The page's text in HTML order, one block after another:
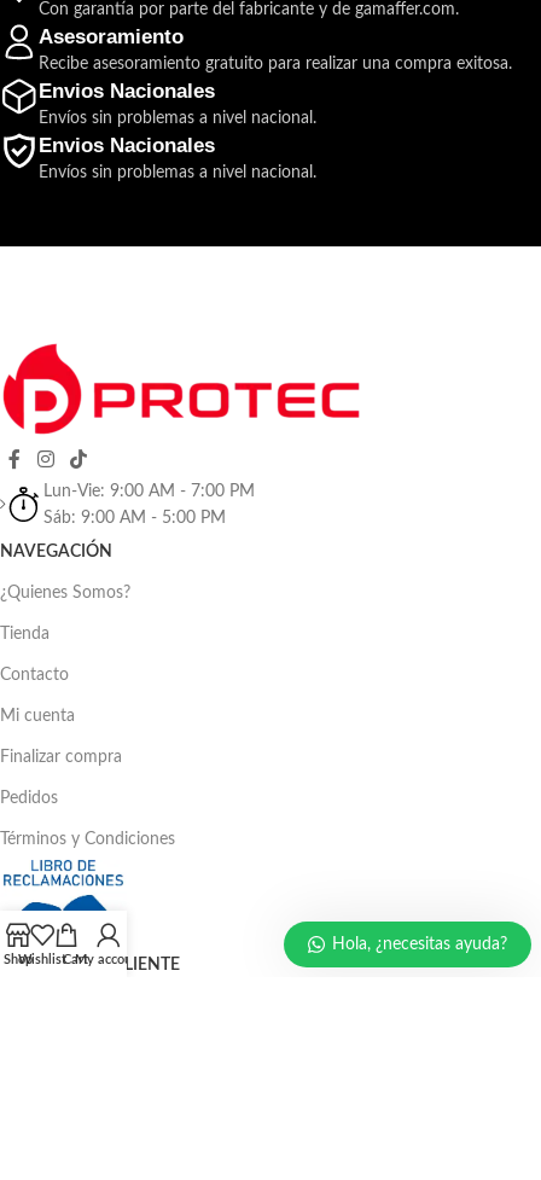
Con garantía por parte del fabricante y de gamaffer.com.
Asesoramiento
Recibe asesoramiento gratuito para realizar una compra exitosa.
Envios Nacionales
Envíos sin problemas a nivel nacional.
Envios Nacionales
Envíos sin problemas a nivel nacional.
Lun-Vie: 9:00 AM - 7:00 PM
Sáb: 9:00 AM - 5:00 PM
NAVEGACIÓN
¿Quienes Somos?
Tienda
Contacto
Mi cuenta
Finalizar compra
Pedidos
Términos y Condiciones
ATENCIÓN AL CLIENTE
ShopWishlistCartMy account
Hola, ¿necesitas ayuda?